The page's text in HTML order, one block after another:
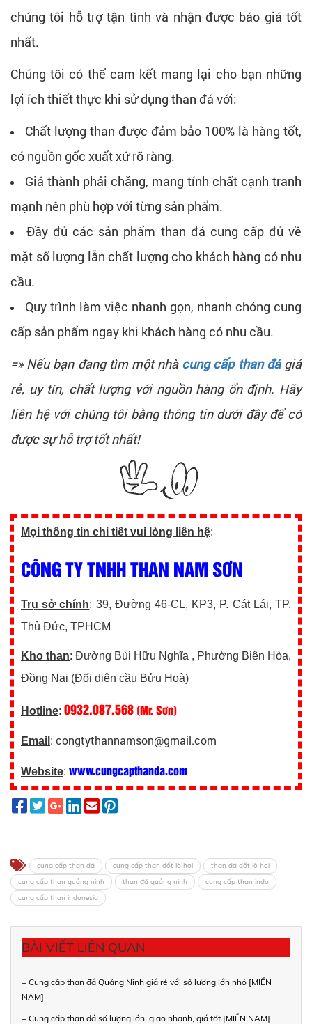
chúng tôi hỗ trợ tận tình và nhận được báo giá tốt
nhất.
Chúng tôi có thể cam kết mang lại cho bạn những
lợi ích thiết thực khi sử dụng than đá với:
Chất lượng than được đảm bảo 100% là hàng tốt,
có nguồn gốc xuất xứ rõ ràng.
Giá thành phải chăng, mang tính chất cạnh tranh
mạnh nên phù hợp với từng sản phẩm.
Đầy đủ các sản phẩm than đá cung cấp đủ về
mặt số lượng lẫn chất lượng cho khách hàng có nhu
cầu.
Quy trình làm việc nhanh gọn, nhanh chóng cung
cấp sản phẩm ngay khi khách hàng có nhu cầu.
=» Nếu bạn đang tìm một nhà cung cấp than đágiá
rẻ, uy tín, chất lượng với nguồn hàng ổn định. Hãy
liên hệ với chúng tôi bằng thông tin dưới đây để có
được sự hỗ trợ tốt nhất!
Mọi thông tin chi tiết vui lòng liên hệ:
CÔNG TY TNHH THAN NAM SƠN
Trụ sở chính: 39, Đường 46-CL, KP3, P. Cát Lái, TP.
Thủ Đức, TPHCM
Kho than: Đường Bùi Hữu Nghĩa , Phường Biên Hòa,
Đồng Nai (Đối diện cầu Bửu Hoà)
Hotline: 0932.087.568 (Mr. Sơn)
Email : congtythannamson@gmail.com
Website: www.cungcapthanda.com
cung cấp than đá cung cấp than đốt lò hơi
than đá đốt lò hơi
cung cấp than quảng ninh
than đá quảng ninh
cung cấp than indo
cung cấp than indonesia
BÀI VIẾT LIÊN QUAN
+ Cung cấp than đá Quảng Ninh giá rẻ với số lượng lớn nhỏ [MIỀN
NAM]
+ Cung cấp than đá số lượng lớn, giao nhanh, giá tốt [MIỀN NAM]